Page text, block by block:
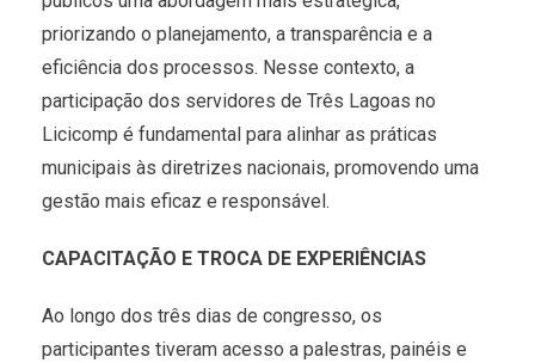
priorizando o planejamento, a transparência e a
eficiência dos processos. Nesse contexto, a
participação dos servidores de Três Lagoas no
Licicomp é fundamental para alinhar as práticas
municipais às diretrizes nacionais, promovendo uma
gestão mais eficaz e responsável.
CAPACITAÇÃO E TROCA DE EXPERIÊNCIAS
Ao longo dos três dias de congresso, os
participantes tiveram acesso a palestras, painéis e